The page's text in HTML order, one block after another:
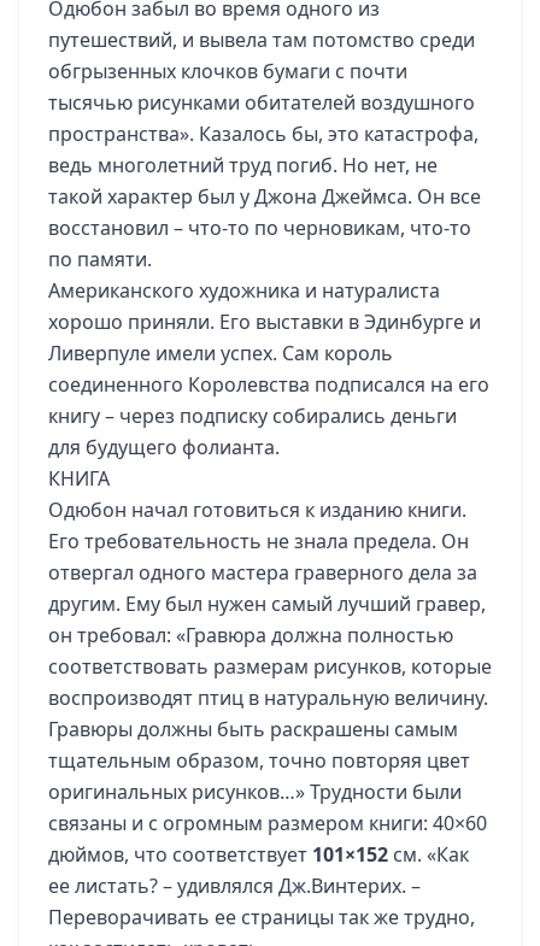
Одюбон забыл во время одного из
путешествий, и вывела там потомство среди
обгрызенных клочков бумаги с почти
тысячью рисунками обитателей воздушного
пространства». Казалось бы, это катастрофа,
ведь многолетний труд погиб. Но нет, не
такой характер был у Джона Джеймса. Он все
восстановил – что-то по черновикам, что-то
по памяти.
Американского художника и натуралиста
хорошо приняли. Его выставки в Эдинбурге и
Ливерпуле имели успех. Сам король
соединенного Королевства подписался на его
книгу – через подписку собирались деньги
для будущего фолианта.
КНИГА
Одюбон начал готовиться к изданию книги.
Его требовательность не знала предела. Он
отвергал одного мастера граверного дела за
другим. Ему был нужен самый лучший гравер,
он требовал: «Гравюра должна полностью
соответствовать размерам рисунков, которые
воспроизводят птиц в натуральную величину.
Гравюры должны быть раскрашены самым
тщательным образом, точно повторяя цвет
оригинальных рисунков…» Трудности были
связаны и с огромным размером книги: 40×60
дюймов, что соответствует 101×152 см. «Как
ее листать? – удивлялся Дж.Винтерих. –
Переворачивать ее страницы так же трудно,